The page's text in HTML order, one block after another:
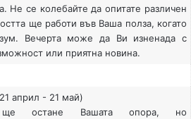
Не се колебайте да опитате различен
ще работи във Ваша полза, когато
Вечерта може да Ви изненада с
или приятна новина.
април - 21 май)
ще остане Вашата опора, но